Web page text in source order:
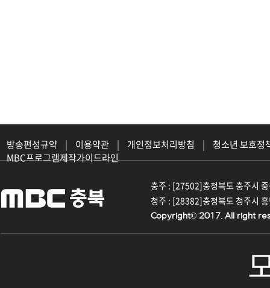
방송편성규약 | 이용약관 | 개인정보처리방침 |
청소년 보호정
MBC프로그램제작가이드라인
충주 : [27502]충청북도 충주시
청주 : [28382]충청북도 청주시
Copyright© 2017. All right